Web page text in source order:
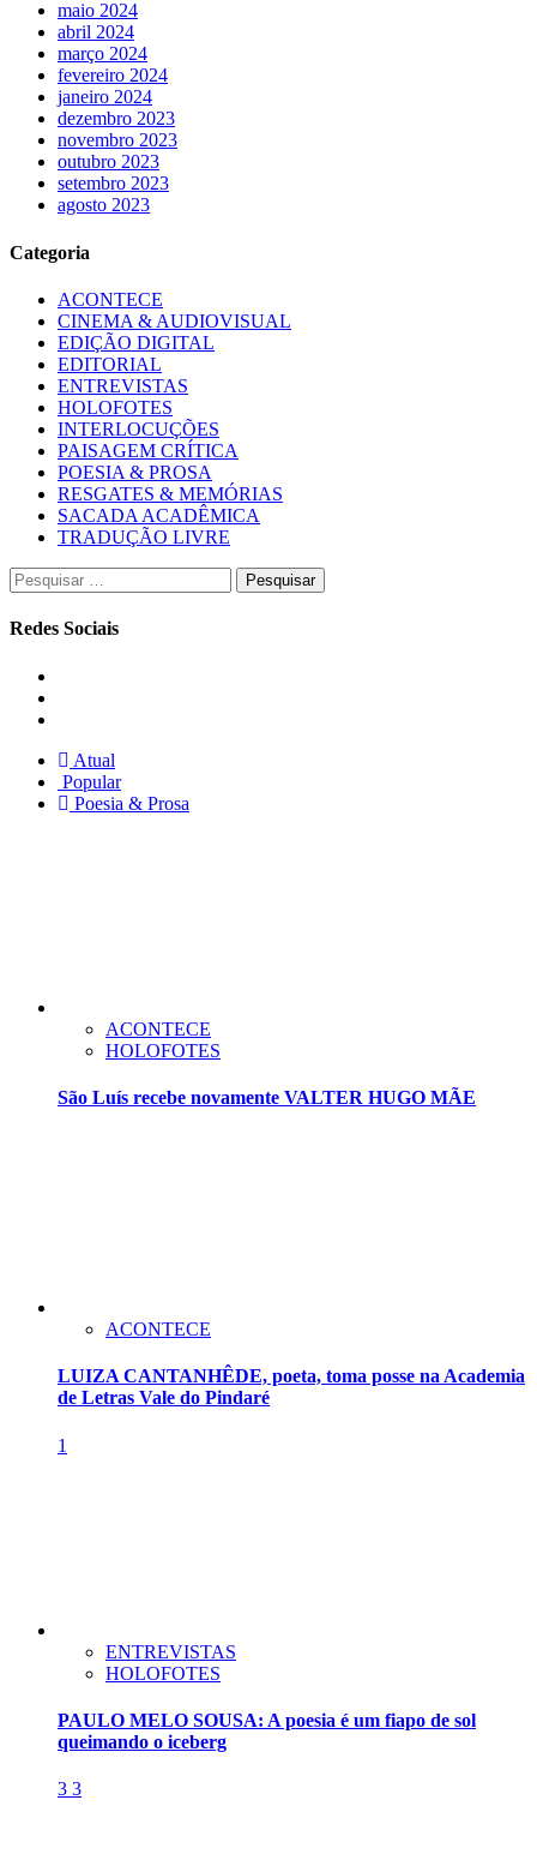
maio 2024
abril 2024
março 2024
fevereiro 2024
janeiro 2024
dezembro 2023
novembro 2023
outubro 2023
setembro 2023
agosto 2023
Categoria
ACONTECE
CINEMA & AUDIOVISUAL
EDIÇÃO DIGITAL
EDITORIAL
ENTREVISTAS
HOLOFOTES
INTERLOCUÇÕES
PAISAGEM CRÍTICA
POESIA & PROSA
RESGATES & MEMÓRIAS
SACADA ACADÊMICA
TRADUÇÃO LIVRE
Pesquisar
por:
Redes Sociais
Atual
Popular
Poesia & Prosa
ACONTECE
HOLOFOTES
São Luís recebe novamente VALTER HUGO MÃE
ACONTECE
LUIZA CANTANHÊDE, poeta, toma posse na Academia
de Letras Vale do Pindaré
1
ENTREVISTAS
HOLOFOTES
PAULO MELO SOUSA: A poesia é um fiapo de sol
queimando o iceberg
3 3